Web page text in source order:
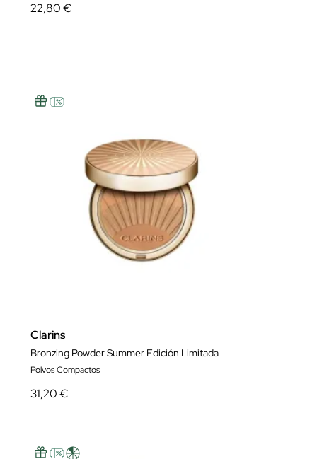
22,80 €
Clarins
Bronzing Powder Summer Edición Limitada
Polvos Compactos
31,20 €